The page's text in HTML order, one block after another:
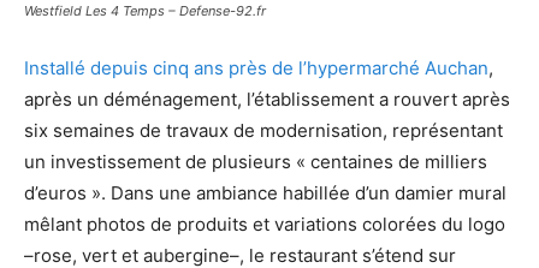
Westfield Les 4 Temps – Defense-92.fr
Installé depuis cinq ans près de l’hypermarché Auchan,
après un déménagement, l’établissement a rouvert après
six semaines de travaux de modernisation, représentant
un investissement de plusieurs « centaines de milliers
d’euros ». Dans une ambiance habillée d’un damier mural
mêlant photos de produits et variations colorées du logo
–rose, vert et aubergine–, le restaurant s’étend sur